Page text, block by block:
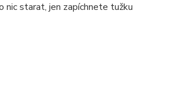
nic starat, jen zapíchnete tužku